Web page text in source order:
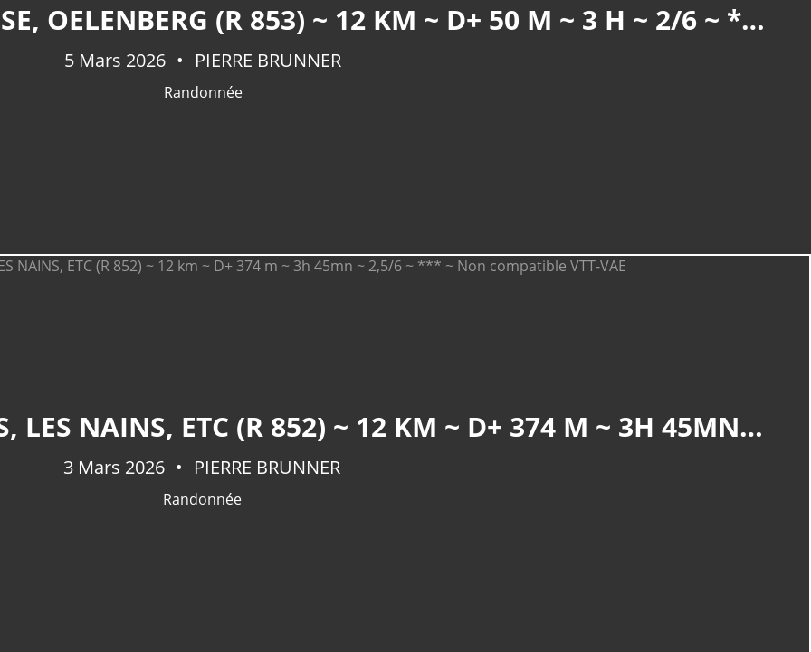
REININGUE : SCHWEIGHOUSE, OELENBERG (R 853) ~ 12 KM ~ D+ 50 M ~ 3 H ~ 2/6 ~ ** ~ COMPATIBLE VTT-VAE
5 Mars 2026 PIERRE BRUNNER
Randonnée
FERRETTE : LES BELVÉDÈRES, LES NAINS, ETC (R 852) ~ 12 KM ~ D+ 374 M ~ 3H 45MN ~ 2,5/6 ~ *** ~ NON COMPATIBLE VTT-VAE
3 Mars 2026 PIERRE BRUNNER
Randonnée